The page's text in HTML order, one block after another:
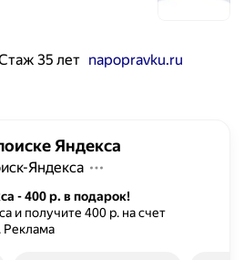
35 лет napopravku.ru
Яндекса
Яндекса
- 400 р. в подарок!
и получите 400 р. на счет
Реклама